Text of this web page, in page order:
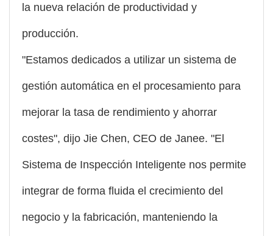
la nueva relación de productividad y
producción.
"Estamos dedicados a utilizar un sistema de
gestión automática en el procesamiento para
mejorar la tasa de rendimiento y ahorrar
costes", dijo Jie Chen, CEO de Janee. "El
Sistema de Inspección Inteligente nos permite
integrar de forma fluida el crecimiento del
negocio y la fabricación, manteniendo la